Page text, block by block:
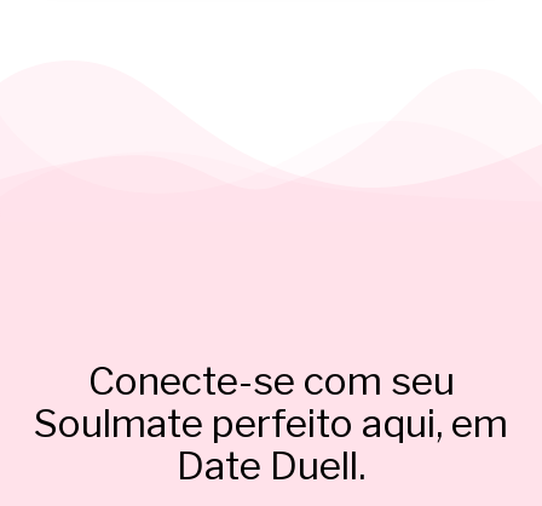
Conecte-se com seu
Soulmate perfeito aqui, em
Date Duell.